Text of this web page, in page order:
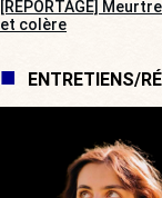
[REPORTAGE]
et colère
ENTRETIENS/